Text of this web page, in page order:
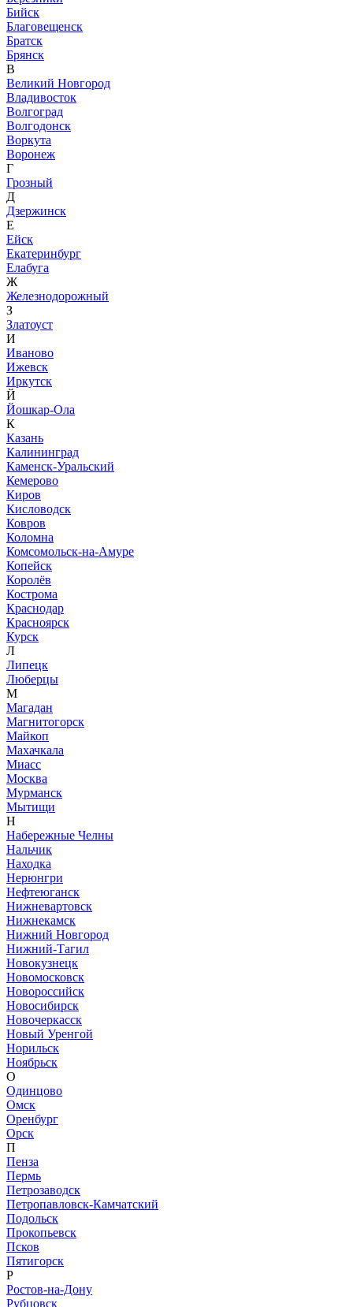
Бийск
Благовещенск
Братск
Брянск
В
Великий Новгород
Владивосток
Волгоград
Волгодонск
Воркута
Воронеж
Г
Грозный
Д
Дзержинск
Е
Ейск
Екатеринбург
Елабуга
Ж
Железнодорожный
З
Златоуст
И
Иваново
Ижевск
Иркутск
Й
Йошкар-Ола
К
Казань
Калининград
Каменск-Уральский
Кемерово
Киров
Кисловодск
Ковров
Коломна
Комсомольск-на-Амуре
Копейск
Королёв
Кострома
Краснодар
Красноярск
Курск
Л
Липецк
Люберцы
М
Магадан
Магнитогорск
Майкоп
Махачкала
Миасс
Москва
Мурманск
Мытищи
Н
Набережные Челны
Нальчик
Находка
Нерюнгри
Нефтеюганск
Нижневартовск
Нижнекамск
Нижний Новгород
Нижний-Тагил
Новокузнецк
Новомосковск
Новороссийск
Новосибирск
Новочеркасск
Новый Уренгой
Норильск
Ноябрьск
О
Одинцово
Омск
Оренбург
Орск
П
Пенза
Пермь
Петрозаводск
Петропавловск-Камчатский
Подольск
Прокопьевск
Псков
Пятигорск
Р
Ростов-на-Дону
Рубцовск